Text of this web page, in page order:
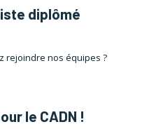
diplômé
rejoindre nos équipes ?
le CADN !